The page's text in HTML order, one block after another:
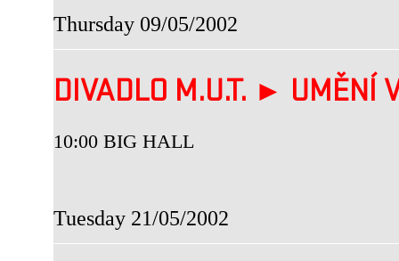
Thursday 09/05/2002
DIVADLO M.U.T. ►
10:00 BIG HALL
Tuesday 21/05/2002